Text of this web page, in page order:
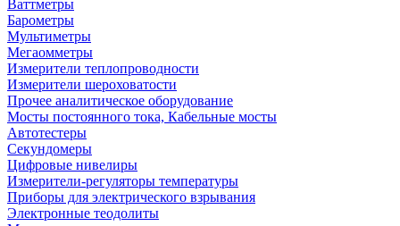
Ваттметры
Барометры
Мультиметры
Мегаомметры
Измерители теплопроводности
Измерители шероховатости
Прочее аналитическое оборудование
Мосты постоянного тока, Кабельные мосты
Автотестеры
Секундомеры
Цифровые нивелиры
Измерители-регуляторы температуры
Приборы для электрического взрывания
Электронные теодолиты